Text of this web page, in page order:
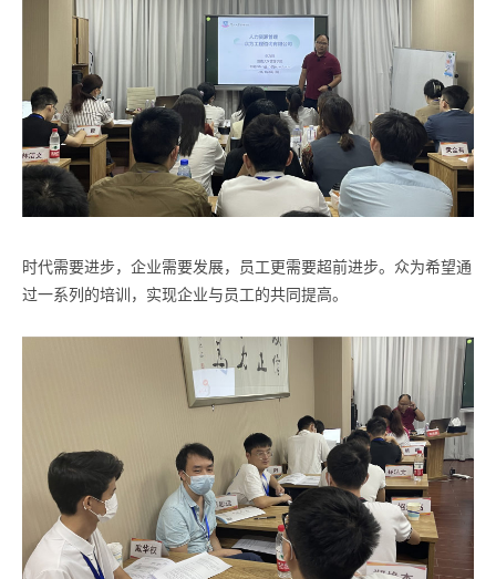
时代需要进步，企业需要发展，员工更需要超前进步。众为希望通
过一系列的培训，实现企业与员工的共同提高。